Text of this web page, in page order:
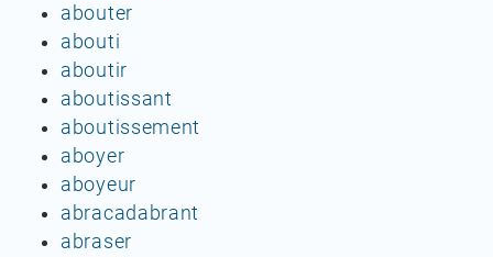
abouter
abouti
aboutir
aboutissant
aboutissement
aboyer
aboyeur
abracadabrant
abraser